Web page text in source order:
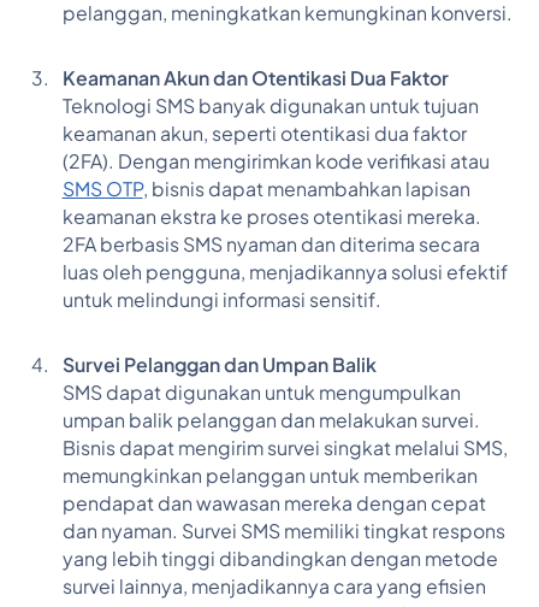
pelanggan, meningkatkan kemungkinan konversi.
Keamanan Akun dan Otentikasi Dua Faktor
Teknologi SMS banyak digunakan untuk tujuan
keamanan akun, seperti otentikasi dua faktor
(2FA). Dengan mengirimkan kode verifikasi atau
SMS OTP, bisnis dapat menambahkan lapisan
keamanan ekstra ke proses otentikasi mereka.
2FA berbasis SMS nyaman dan diterima secara
luas oleh pengguna, menjadikannya solusi efektif
untuk melindungi informasi sensitif.
Survei Pelanggan dan Umpan Balik
SMS dapat digunakan untuk mengumpulkan
umpan balik pelanggan dan melakukan survei.
Bisnis dapat mengirim survei singkat melalui SMS,
memungkinkan pelanggan untuk memberikan
pendapat dan wawasan mereka dengan cepat
dan nyaman. Survei SMS memiliki tingkat respons
yang lebih tinggi dibandingkan dengan metode
survei lainnya, menjadikannya cara yang efisien